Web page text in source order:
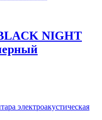
NIGHT